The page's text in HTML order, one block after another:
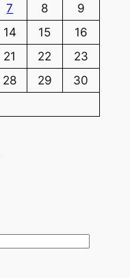
7 8
9
14 15
16
21 22
23
28 29
30